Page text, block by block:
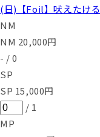
(日)【Foil】吠えたけ
NM
NM 20,000円
- / 0
SP
SP 15,000円
/ 1
MP